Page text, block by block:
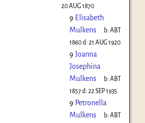
20 AUG 1870
9 Elisabeth
Mulkens
b:ABT
1860d: 21 AUG 1920
9 Joanna
Josephina
Mulkens
b:ABT
1857d: 22 SEP 1935
9 Petronella
Mulkens
b:ABT